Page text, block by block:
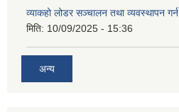
व्याकहो लोडर सञ्चालन तथा व्यवस्थापन
मिति: 10/09/2025 - 15:36
अन्य